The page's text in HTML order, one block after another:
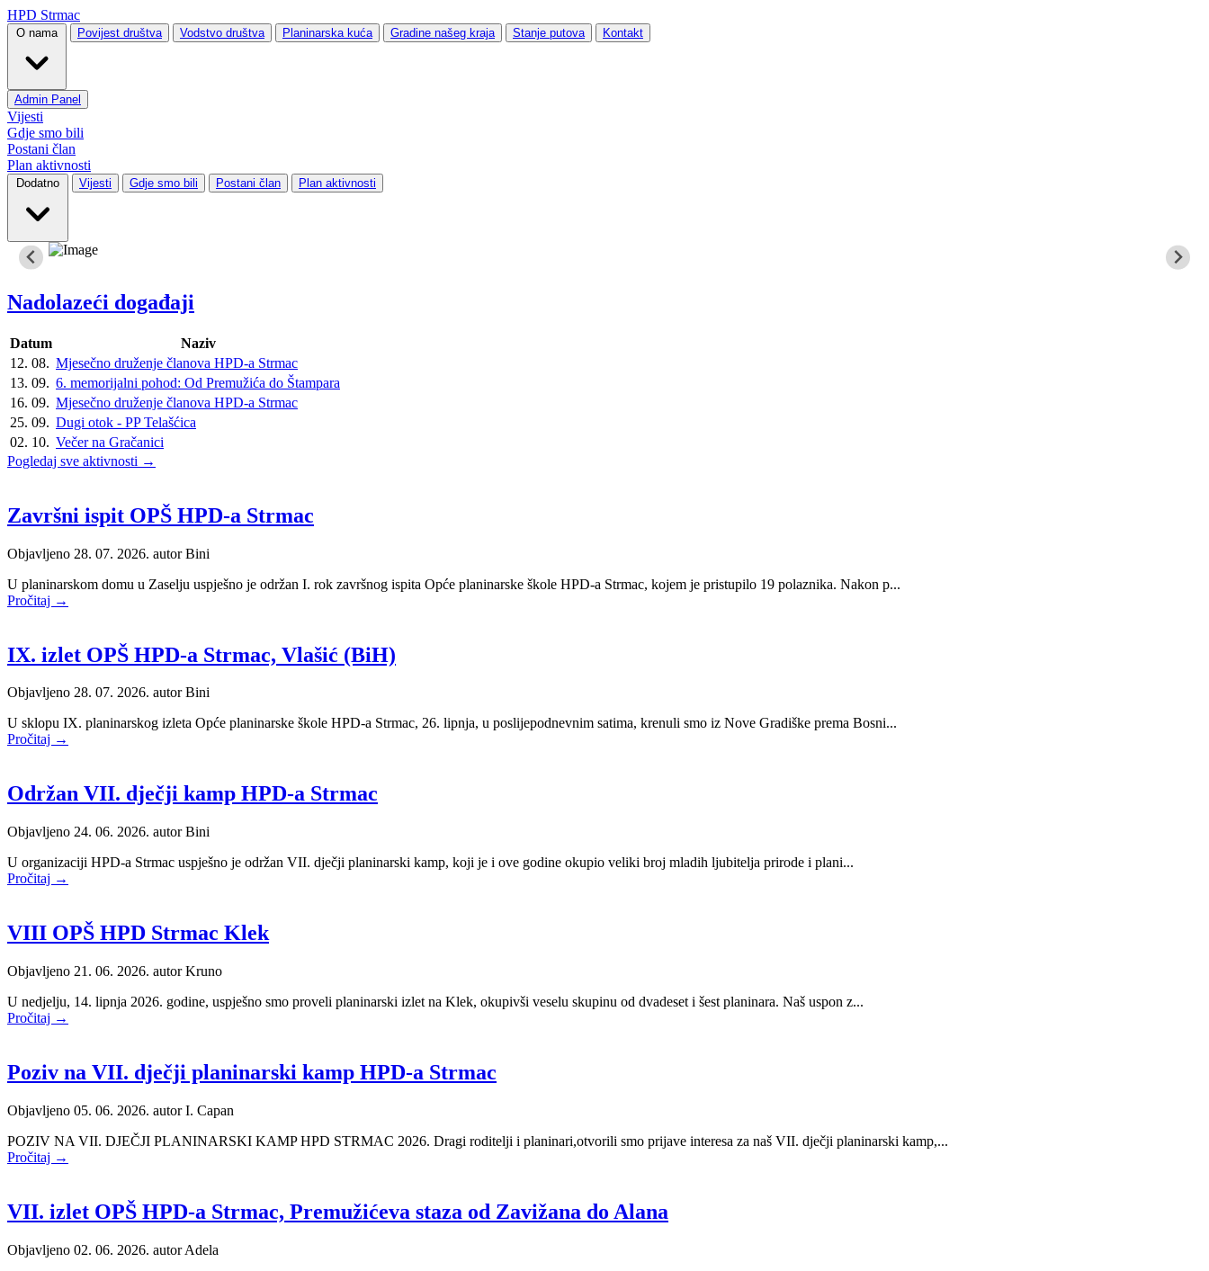
HPD Strmac
O nama Povijest društva Vodstvo društva Planinarska kuća Gradine našeg kraja Stanje putova Kontakt
Admin Panel
Vijesti
Gdje smo bili
Postani član
Plan aktivnosti
Dodatno Vijesti Gdje smo bili Postani član Plan aktivnosti
Nadolazeći događaji
Datum
Naziv
12. 08. Mjesečno druženje članova HPD-a Strmac
13. 09. 6. memorijalni pohod: Od Premužića do Štampara
16. 09. Mjesečno druženje članova HPD-a Strmac
25. 09. Dugi otok - PP Telašćica
02. 10. Večer na Gračanici
Pogledaj sve aktivnosti →
Završni ispit OPŠ HPD-a Strmac
Objavljeno 28. 07. 2026. autorBini
U planinarskom domu u Zaselju uspješno je održan I. rok završnog ispita Opće planinarske škole HPD-a Strmac, kojem je pristupilo 19 polaznika. Nakon p...
Pročitaj →
IX. izlet OPŠ HPD-a Strmac, Vlašić (BiH)
Objavljeno 28. 07. 2026. autorBini
U sklopu IX. planinarskog izleta Opće planinarske škole HPD-a Strmac, 26. lipnja, u poslijepodnevnim satima, krenuli smo iz Nove Gradiške prema Bosni...
Pročitaj →
Održan VII. dječji kamp HPD-a Strmac
Objavljeno 24. 06. 2026. autorBini
U organizaciji HPD-a Strmac uspješno je održan VII. dječji planinarski kamp, koji je i ove godine okupio veliki broj mladih ljubitelja prirode i plani...
Pročitaj →
VIII OPŠ HPD Strmac Klek
Objavljeno 21. 06. 2026. autorKruno
U nedjelju, 14. lipnja 2026. godine, uspješno smo proveli planinarski izlet na Klek, okupivši veselu skupinu od dvadeset i šest planinara. Naš uspon z...
Pročitaj →
Poziv na VII. dječji planinarski kamp HPD-a Strmac
Objavljeno 05. 06. 2026. autorI. Capan
POZIV NA VII. DJEČJI PLANINARSKI KAMP HPD STRMAC 2026. Dragi roditelji i planinari,otvorili smo prijave interesa za naš VII. dječji planinarski kamp,...
Pročitaj →
VII. izlet OPŠ HPD-a Strmac, Premužićeva staza od Zavižana do Alana
Objavljeno 02. 06. 2026. autorAdela